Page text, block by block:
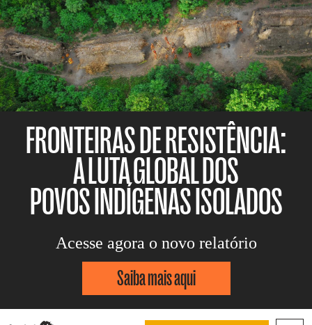
FRONTEIRAS DE RESISTÊNCIA:
A LUTA GLOBAL DOS
POVOS INDÍGENAS ISOLADOS
Acesse agora o novo relatório
Saiba mais aqui